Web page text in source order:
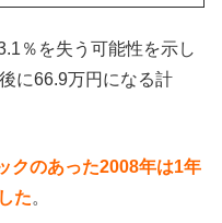
％を失う可能性を示し
に66.9万円になる計
クのあった2008年は1年
た。